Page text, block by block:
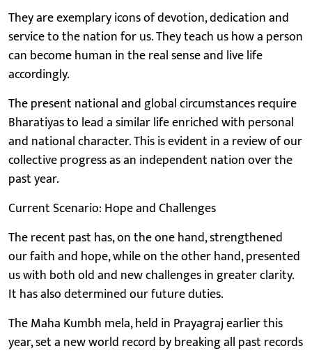
They are exemplary icons of devotion, dedication and
service to the nation for us. They teach us how a person
can become human in the real sense and live life
accordingly.
The present national and global circumstances require
Bharatiyas to lead a similar life enriched with personal
and national character. This is evident in a review of our
collective progress as an independent nation over the
past year.
Current Scenario: Hope and Challenges
The recent past has, on the one hand, strengthened
our faith and hope, while on the other hand, presented
us with both old and new challenges in greater clarity.
It has also determined our future duties.
The Maha Kumbh mela, held in Prayagraj earlier this
year, set a new world record by breaking all past records